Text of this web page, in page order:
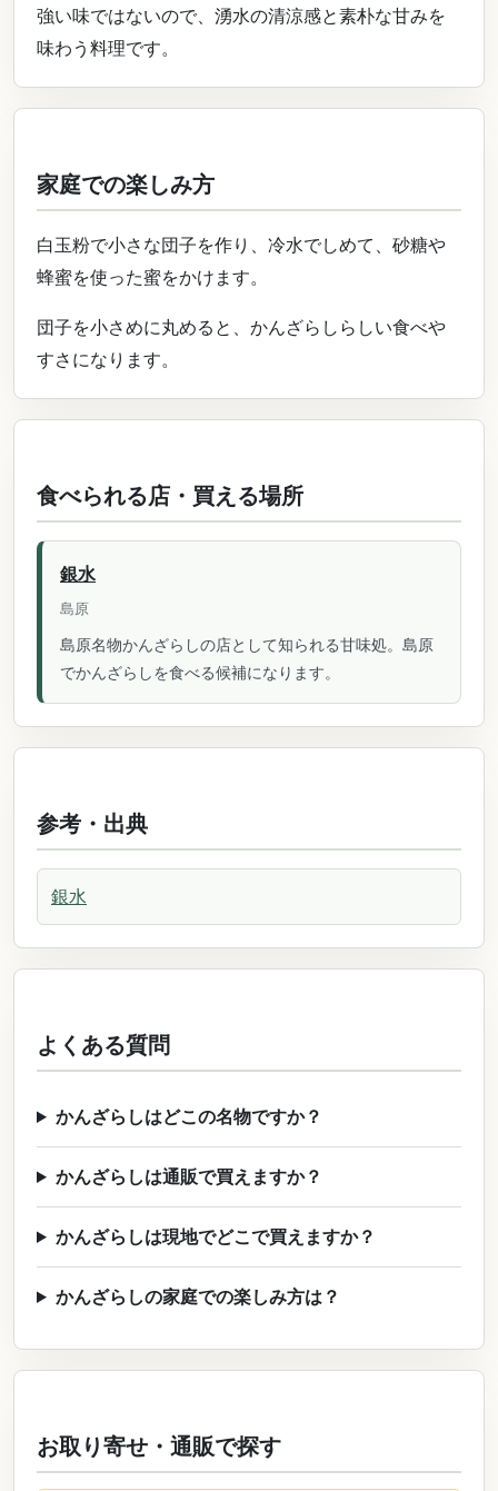
強い味ではないので、湧水の清涼感と素朴な甘みを
味わう料理です。
家庭での楽しみ方
白玉粉で小さな団子を作り、冷水でしめて、砂糖や
蜂蜜を使った蜜をかけます。
団子を小さめに丸めると、かんざらしらしい食べや
すさになります。
食べられる店・買える場所
銀水
島原
島原名物かんざらしの店として知られる甘味処。島原
でかんざらしを食べる候補になります。
参考・出典
銀水
よくある質問
かんざらしはどこの名物ですか？
かんざらしは通販で買えますか？
かんざらしは現地でどこで買えますか？
かんざらしの家庭での楽しみ方は？
お取り寄せ・通販で探す